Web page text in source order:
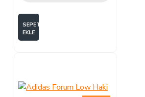
SEPETE
EKLE